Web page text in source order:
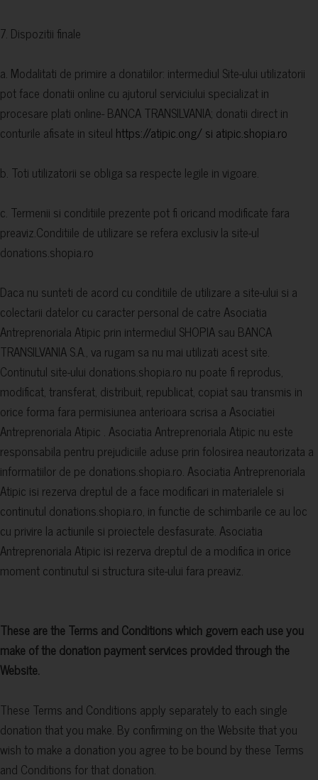
7. Dispozitii finale
a. Modalitati de primire a donatiilor: intermediul Site-ului utilizatorii
pot face donatii online cu ajutorul serviciului specializat in
procesare plati online- BANCA TRANSILVANIA; donatii direct in
conturile afisate in siteul https://atipic.ong/si atipic.shopia.ro
b. Toti utilizatorii se obliga sa respecte legile in vigoare.
c. Termenii si conditiile prezente pot fi oricand modificate fara
preaviz.Conditiile de utilizare se refera exclusiv la site-ul
donations.shopia.ro
Daca nu sunteti de acord cu conditiile de utilizare a site-ului si a
colectarii datelor cu caracter personal de catre Asociatia
Antreprenoriala Atipic prin intermediul SHOPIA sau BANCA
TRANSILVANIA S.A., va rugam sa nu mai utilizati acest site.
Continutul site-ului donations.shopia.ro nu poate fi reprodus,
modificat, transferat, distribuit, republicat, copiat sau transmis in
orice forma fara permisiunea anterioara scrisa a Asociatiei
Antreprenoriala Atipic . Asociatia Antreprenoriala Atipic nu este
responsabila pentru prejudiciile aduse prin folosirea neautorizata a
informatiilor de pe donations.shopia.ro. Asociatia Antreprenoriala
Atipic isi rezerva dreptul de a face modificari in materialele si
continutul donations.shopia.ro, in functie de schimbarile ce au loc
cu privire la actiunile si proiectele desfasurate. Asociatia
Antreprenoriala Atipic isi rezerva dreptul de a modifica in orice
moment continutul si structura site-ului fara preaviz.
These are the Terms and Conditions which govern each use you
make of the donation payment services provided through the
Website.
These Terms and Conditions apply separately to each single
donation that you make. By confirming on the Website that you
wish to make a donation you agree to be bound by these Terms
and Conditions for that donation.